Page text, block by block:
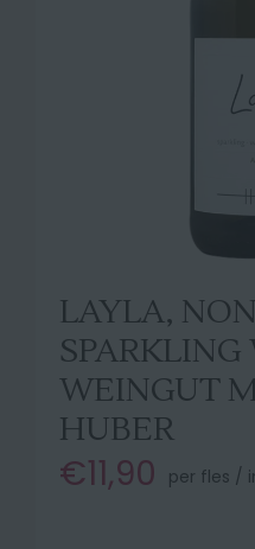
LAYLA,
WEINGUT
HUBER
€11,90 per fles /